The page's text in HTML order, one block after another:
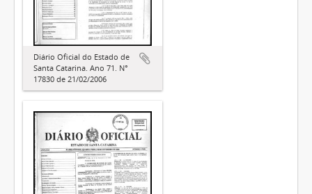
Diário Oficial do Estado de
Santa Catarina. Ano 71. N°
17830 de 21/02/2006